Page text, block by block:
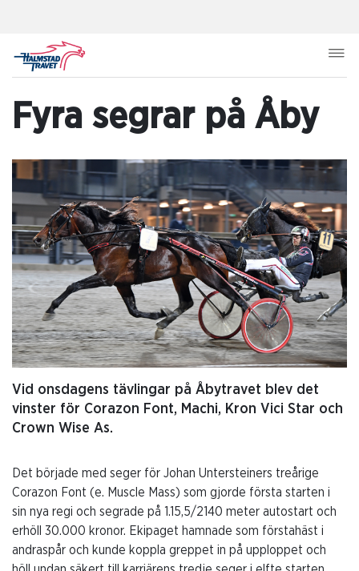
Fyra segrar på Åby
Vid onsdagens tävlingar på Åbytravet blev det
vinster för Corazon Font, Machi, Kron Vici Star och
Crown Wise As.
Det började med seger för Johan Untersteiners treårige
Corazon Font (e. Muscle Mass) som gjorde första starten i
sin nya regi och segrade på 1.15,5/2140 meter autostart och
erhöll 30.000 kronor. Ekipaget hamnade som förstahäst i
andraspår och kunde koppla greppet in på upploppet och